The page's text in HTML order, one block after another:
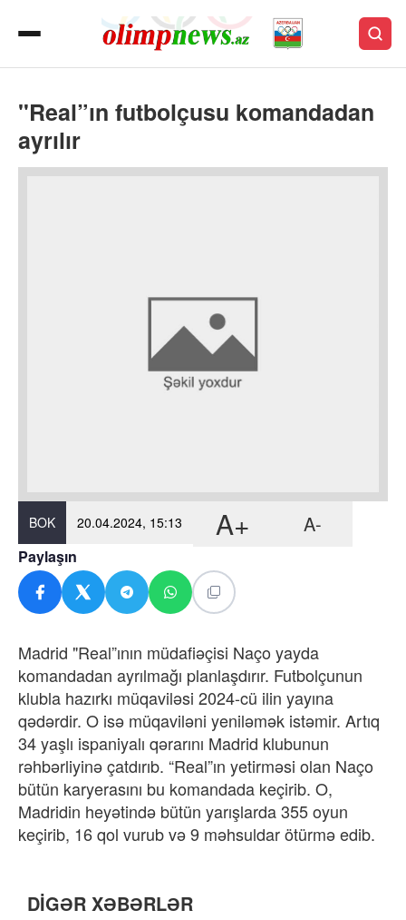
"Real”ın futbolçusu komandadan
ayrılır
BOK 20.04.2024, 15:13 A+ A-
Paylaşın
Madrid "Real”ının müdafiəçisi Naço yayda
komandadan ayrılmağı planlaşdırır. Futbolçunun
klubla hazırkı müqaviləsi 2024-cü ilin yayına
qədərdir. O isə müqaviləni yeniləmək istəmir. Artıq
34 yaşlı ispaniyalı qərarını Madrid klubunun
rəhbərliyinə çatdırıb. “Real”ın yetirməsi olan Naço
bütün karyerasını bu komandada keçirib. O,
Madridin heyətində bütün yarışlarda 355 oyun
keçirib, 16 qol vurub və 9 məhsuldar ötürmə edib.
DİGƏR XƏBƏRLƏR